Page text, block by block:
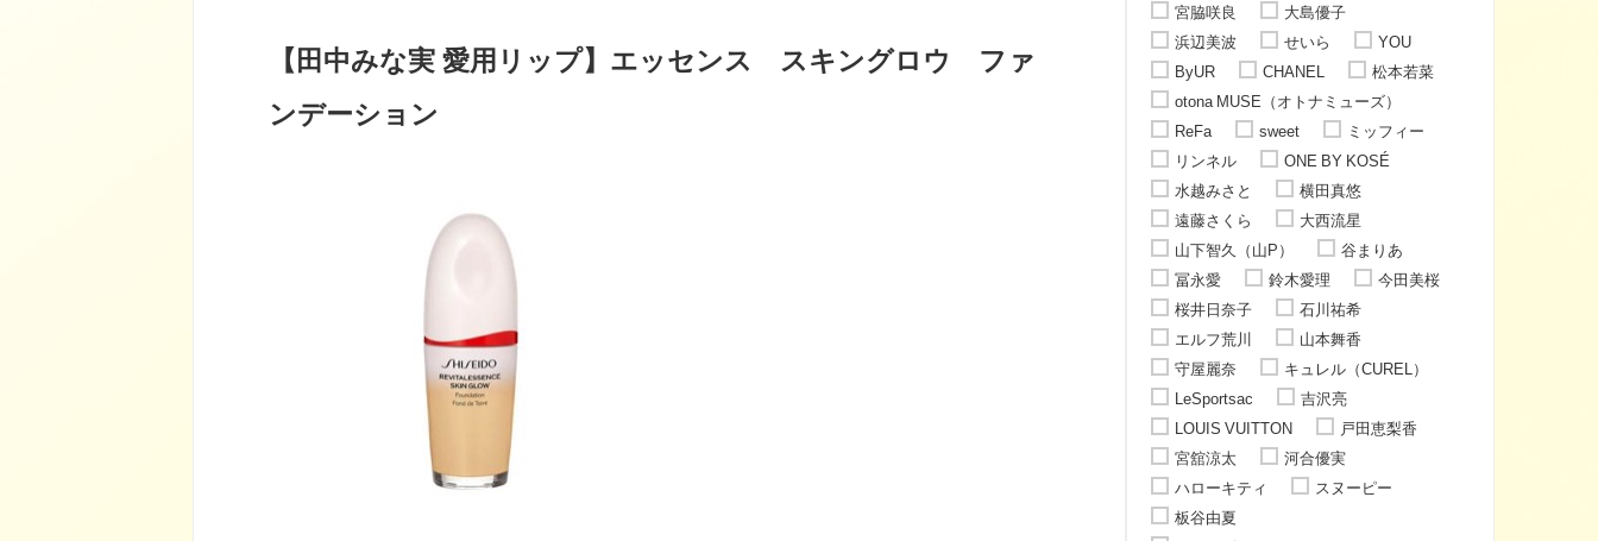
【田中みな実 愛用リップ】エッセンス スキングロウ ファ
ンデーション
宮脇咲良
大島優子
浜辺美波
せいら
YOU
ByUR
CHANEL
松本若菜
otona MUSE（オトナミューズ）
ReFa
sweet
ミッフィー
リンネル
ONE BY KOSÉ
水越みさと
横田真悠
遠藤さくら
大西流星
山下智久（山P）
谷まりあ
冨永愛
鈴木愛理
今田美桜
桜井日奈子
石川祐希
エルフ荒川
山本舞香
守屋麗奈
キュレル（CUREL）
LeSportsac
吉沢亮
LOUIS VUITTON
戸田恵梨香
宮舘涼太
河合優実
ハローキティ
スヌーピー
板谷由夏